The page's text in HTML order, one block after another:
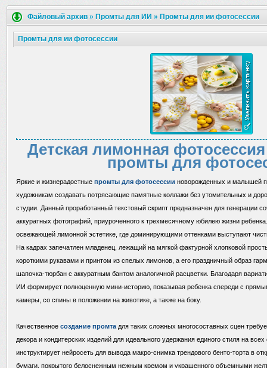
Файловый архив » Промты для ИИ » Промты для ии фотосессии
Промты для ии фотосессии
Детская лимонная
промты для
Яркие и жизнерадостные промты для фотосессии новорожденных и малышей
художникам создавать потрясающие памятные коллажи без утомительных и
студии. Данный проработанный текстовый скрипт предназначен для генерации
аккуратных фотографий, приуроченного к трехмесячному юбилею жизни
освежающей лимонной эстетике, где доминирующими оттенками выступают
На кадрах запечатлен младенец, лежащий на мягкой фактурной хлопковой
короткими рукавами и принтом из спелых лимонов, а его праздничный образ
шапочка-тюрбан с аккуратным бантом аналогичной расцветки. Благодаря
ИИ формирует полноценную мини-историю, показывая ребенка спереди с
камеры, со спины в положении на животике, а также на боку.
Качественное создание промта для таких сложных многосоставных сцен
декора и кондитерских изделий для идеального удержания единого стиля на
инструктирует нейросеть для вывода макро-снимка трендового бенто-торта в
бумаги, покрытого белоснежным нежным кремом и украшенного объемными